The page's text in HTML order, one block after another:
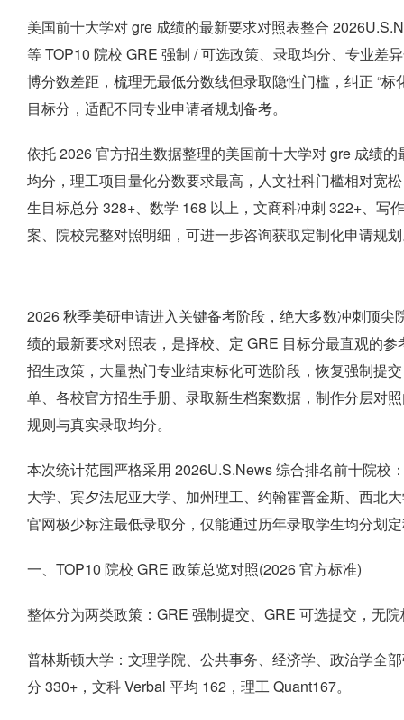
美国前十大学对 gre 成绩的最新要求对照表整合
等 TOP10 院校 GRE 强制 / 可选政策、录取均分、专业差
博分数差距，梳理无最低分数线但录取隐性门槛，纠正 “
目标分，适配不同专业申请者规划备考。
依托 2026 官方招生数据整理的美国前十大学对 gre 成绩
均分，理工项目量化分数要求最高，人文社科门槛相对宽
生目标总分 328+、数学 168 以上，文商科冲刺 322+、写
案、院校完整对照明细，可进一步咨询获取定制化申请规
2026 秋季美研申请进入关键备考阶段，绝大多数冲刺顶
绩的最新要求对照表，是择校、定 GRE 目标分最直观的
招生政策，大量热门专业结束标化可选阶段，恢复强制提
单、各校官方招生手册、录取新生档案数据，制作分层对
规则与真实录取均分。
本次统计范围严格采用 2026U.S.News 综合排名前十院校
大学、宾夕法尼亚大学、加州理工、约翰霍普金斯、西北
官网极少标注最低录取分，仅能通过历年录取学生均分划
一、TOP10 院校 GRE 政策总览对照(2026 官方标准)
整体分为两类政策：GRE 强制提交、GRE 可选提交，无
普林斯顿大学：文理学院、公共事务、经济学、政治学全
分 330+，文科 Verbal 平均 162，理工 Quant167。